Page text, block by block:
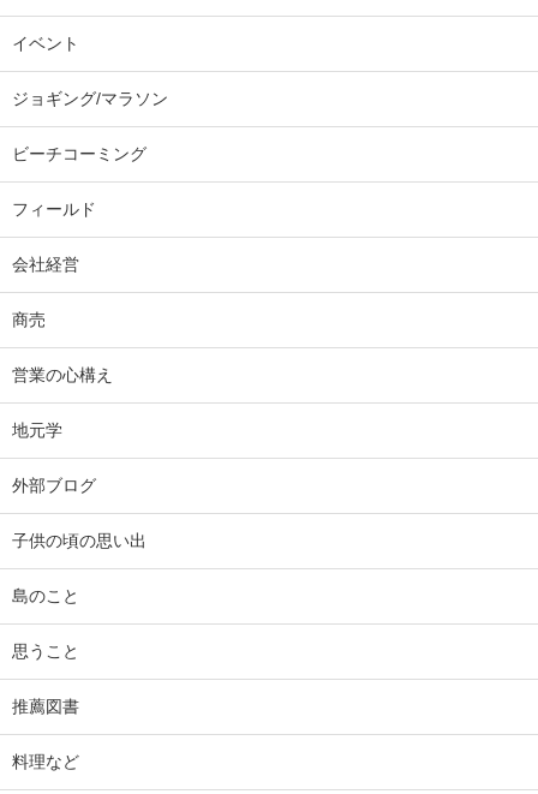
イベント
ジョギング/マラソン
ビーチコーミング
フィールド
会社経営
商売
営業の心構え
地元学
外部ブログ
子供の頃の思い出
島のこと
思うこと
推薦図書
料理など